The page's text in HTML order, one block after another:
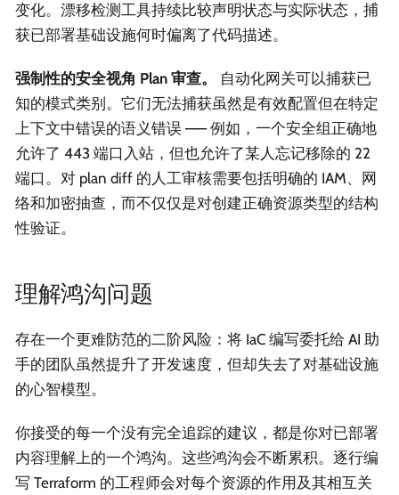
变化。漂移检测工具持续比较声明状态与实际状态，捕
获已部署基础设施何时偏离了代码描述。
强制性的安全视角 Plan 审查。
自动化网关可以捕获已
知的模式类别。它们无法捕获虽然是有效配置但在特定
上下文中错误的语义错误 —— 例如，一个安全组正确地
允许了 443 端口入站，但也允许了某人忘记移除的 22
端口。对 plan diff 的人工审核需要包括明确的 IAM、网
络和加密抽查，而不仅仅是对创建正确资源类型的结构
性验证。
理解鸿沟问题
存在一个更难防范的二阶风险：将 IaC 编写委托给 AI 助
手的团队虽然提升了开发速度，但却失去了对基础设施
的心智模型。
你接受的每一个没有完全追踪的建议，都是你对已部署
内容理解上的一个鸿沟。这些鸿沟会不断累积。逐行编
写 Terraform 的工程师会对每个资源的作用及其相互关